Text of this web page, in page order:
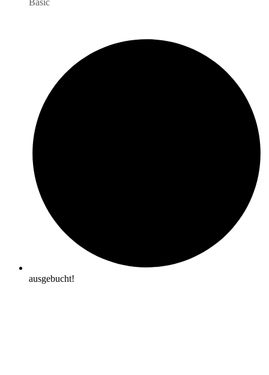
Basic
ausgebucht!